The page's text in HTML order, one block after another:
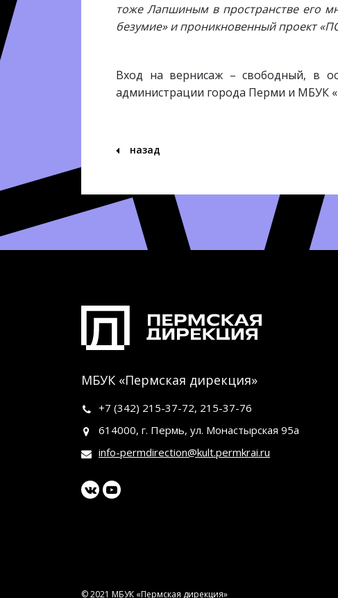
тоже Лапшиным в пространстве его
безумие» и проникновенный проект
Вход на вернисаж – свободный, в
администрации города Перми и МБУК
назад
МБУК «Пермская дирекция»
+7 (342) 215-37-72, 215-37-76
614000, г. Пермь, ул. Монастырская 95а
info-permdirection@kult.permkrai.ru
© 2021 МБУК «Пермская дирекция»